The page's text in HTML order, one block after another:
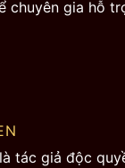
chuyên gia hỗ
tác giả độc